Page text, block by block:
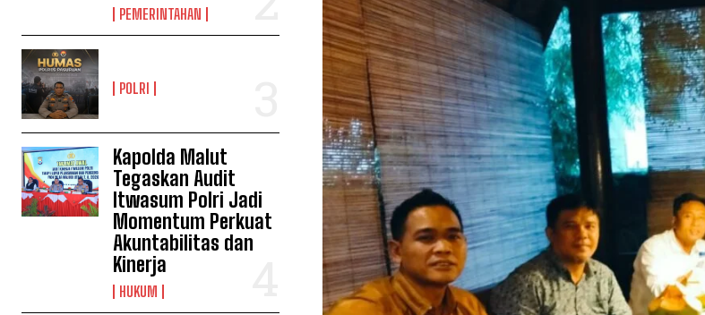
PEMERINTAHAN
POLRI
Kapolda Malut
Tegaskan Audit
Itwasum Polri Jadi
Momentum Perkuat
Akuntabilitas dan
Kinerja
HUKUM